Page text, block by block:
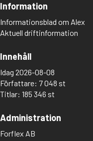
Information
Informationsblad om Alex
Aktuell driftinformation
Innehåll
Idag 2026-08-08
Författare: 7 048 st
Titlar: 185 346 st
Administration
Forflex AB